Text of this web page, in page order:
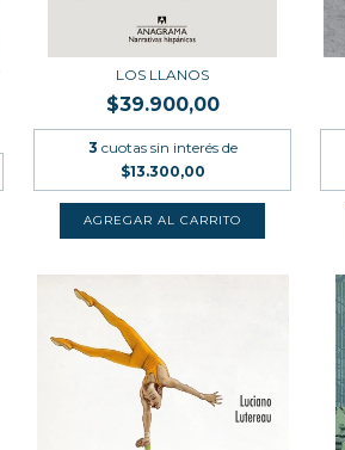
LOS LLANOS
$39.900,00
3 cuotas sin interés de
$13.300,00